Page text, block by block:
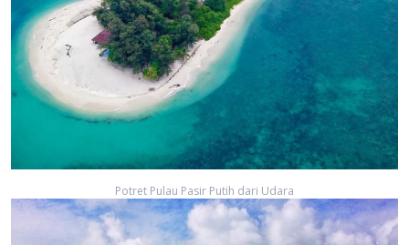
Potret Pulau Pasir Putih dari Udara